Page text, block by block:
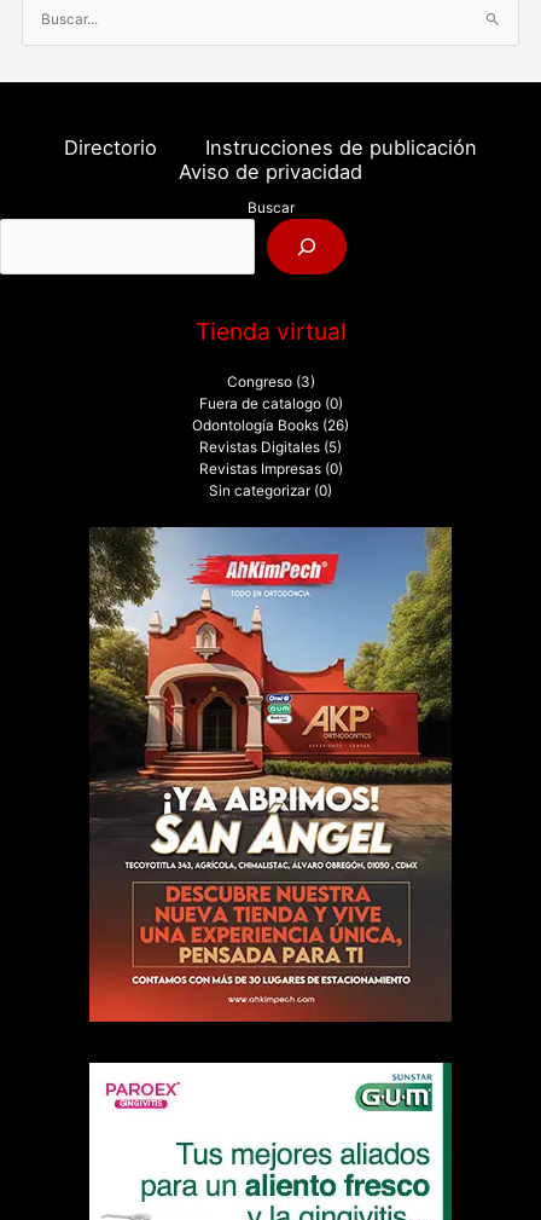
u
s
o
:
Directorio
Instrucciones de publicación
Aviso de privacidad
Buscar
Tienda virtual
Congreso (3)
Fuera de catalogo (0)
Odontología Books (26)
Revistas Digitales (5)
Revistas Impresas (0)
Sin categorizar (0)